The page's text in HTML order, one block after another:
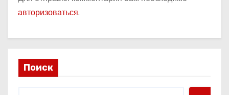
авторизоваться.
Поиск